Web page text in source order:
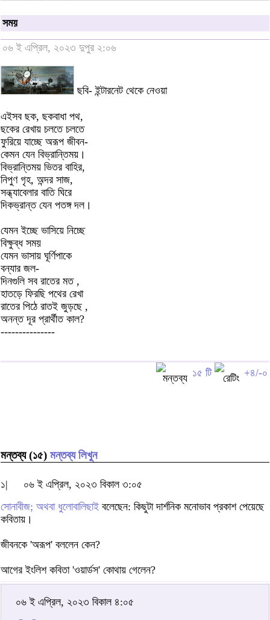
সময়
০৬ ই এপ্রিল, ২০২৩ দুপুর ২:০৬
ছবি- ইন্টারনেট থেকে নেওয়া
এইসব ছক, ছকবাধা পথ,
ছকের রেখায় চলতে চলতে
ফুরিয়ে যাচ্ছে অরূপ জীবন-
কেমন যেন বিভ্রান্তিময়।
বিভ্রান্তিময় ভিতর বাহির,
নিপুণ গৃহ, অন্দর সাজ,
সন্ধ্যাবেলার বাতি ঘিরে
দিকভ্রান্ত যেন পতঙ্গ দল।
যেমন ইচ্ছে ভাসিয়ে নিচ্ছে
বিক্ষুব্ধ সময়
যেমন ভাসায় ঘূর্ণিপাকে
বন্যার জল-
দিনগুলি সব রাতের মত ,
হাতড়ে ফিরছি পথের রেখা
রাতের পিঠে রাতই জুড়ছে ,
অনন্ত দূর প্রার্থীত কাল?
---------------
১৫ টি +৪/-০
মন্তব্য (১৫) মন্তব্য লিখুন
১|
০৬ ই এপ্রিল, ২০২৩ বিকাল ৩:০৫
সোনাবীজ; অথবা ধুলোবালিছাই বলেছেন: কিছুটা দার্শনিক মনোভাব প্রকাশ পেয়েছে
কবিতায়।
জীবনকে 'অরূপ' বললেন কেন?
আগের ইংলিশ কবিতা 'ওয়ার্ডস' কোথায় গেলেন?
০৬ ই এপ্রিল, ২০২৩ বিকাল ৪:০৫